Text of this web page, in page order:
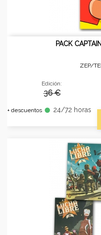
PACK
ZEP/
Edición:
36 €
+ descuentos fiber_manual_record 24/72 horas